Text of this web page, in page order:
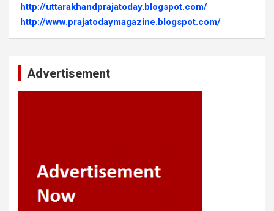
http://uttarakhandprajatoday.blogspot.com/
http://www.prajatodaymagazine.blogspot.com/
Advertisement